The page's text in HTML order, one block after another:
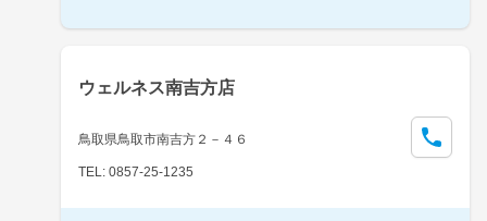
ウェルネス南吉方店
鳥取県鳥取市南吉方２－４６
TEL: 0857-25-1235